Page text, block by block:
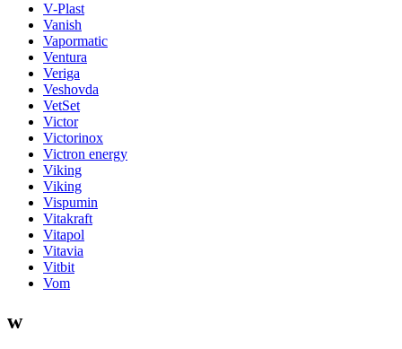
V-Plast
Vanish
Vapormatic
Ventura
Veriga
Veshovda
VetSet
Victor
Victorinox
Victron energy
Viking
Viking
Vispumin
Vitakraft
Vitapol
Vitavia
Vitbit
Vom
w